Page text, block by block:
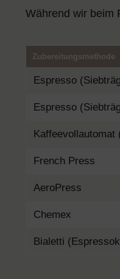
Während wir beim
Zubereitungsmethode
Espresso
Espresso
Kaffeevollautomat
French Press
AeroPress
Chemex
Bialetti